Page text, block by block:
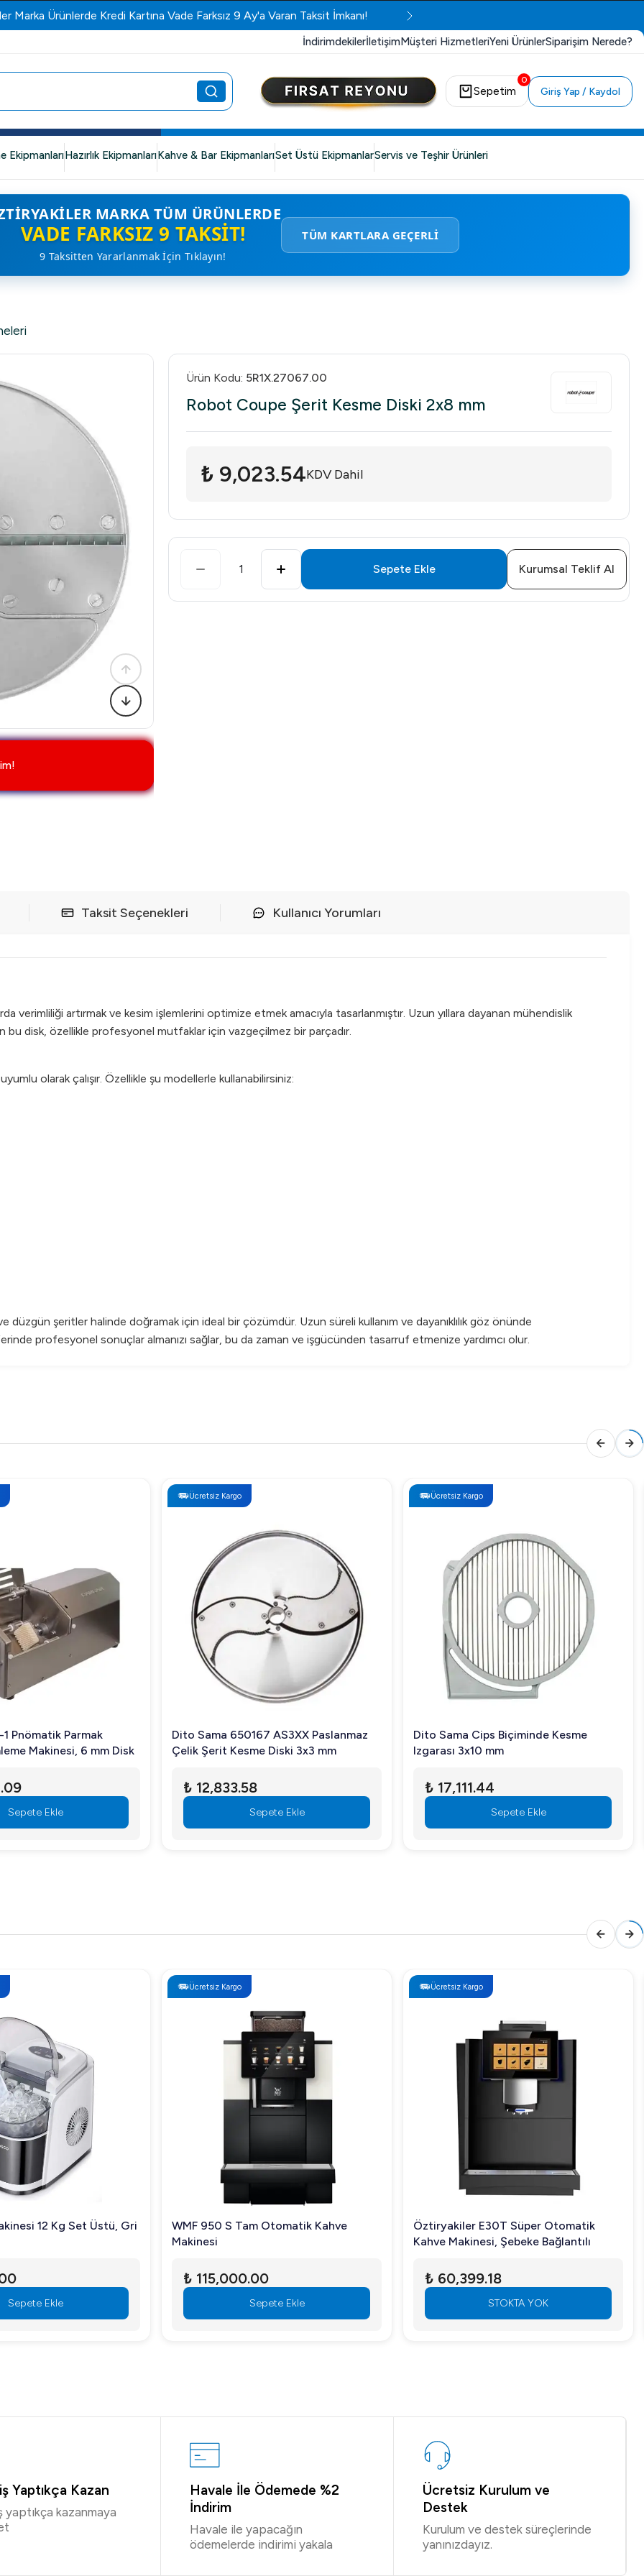
Marka Ürünlerde Kredi Kartına Vade Farksız 9 Ay'a Varan Taksit İmkanı!
İndirimdekilerİletişimMüşteri HizmetleriYeni ÜrünlerSiparişim Nerede?
0
Sepetim Giriş Yap / Kaydol
EkipmanlarıHazırlık EkipmanlarıKahve & Bar EkipmanlarıSet Üstü EkipmanlarServis ve Teşhir Ürünleri
MARKA TÜM ÜRÜNLERDE
VADE FARKSIZ 9 TAKSIT!
9 Taksitten Yararlanmak İçin Tıklayın!
TÜM KARTLARA GEÇERLİ
Ürün Kodu: 5R1X.27067.00
Robot Coupe Şerit Kesme Diski 2x8 mm
₺ 9,023.54KDV Dahil
1 Sepete Ekle Kurumsal Teklif Al
Taksit Seçenekleri Kullanıcı Yorumları
artırmak ve kesim işlemlerini optimize etmek amacıyla tasarlanmıştır. Uzun yıllara dayanan mühendislik
disk, özellikle profesyonel mutfaklar için vazgeçilmez bir parçadır.
olarak çalışır. Özellikle şu modellerle kullanabilirsiniz:
şeritler halinde doğramak için ideal bir çözümdür. Uzun süreli kullanım ve dayanıklılık göz önünde
profesyonel sonuçlar almanızı sağlar, bu da zaman ve işgücünden tasarruf etmenize yardımcı olur.
üretilmiştir?
kesmek için ideal bir yapıdadır.
işlerinizi kolaylaştıracak kaliteli bir yatırım olacaktır.
Pnömatik Parmak
Makinesi, 6 mm Disk
Sepete Ekle
Ücretsiz Kargo
Dito Sama 650167 AS3XX Paslanmaz
Çelik Şerit Kesme Diski 3x3 mm
₺ 12,833.58
Sepete Ekle
Ücretsiz Kargo
Dito Sama Cips Biçiminde Kesme
Izgarası 3x10 mm
₺ 17,111.44
Sepete Ekle
12 Kg Set Üstü, Gri
Sepete Ekle
Ücretsiz Kargo
WMF 950 S Tam Otomatik Kahve
Makinesi
₺ 115,000.00
Sepete Ekle
Ücretsiz Kargo
Öztiryakiler E30T Süper Otomatik
Kahve Makinesi, Şebeke Bağlantılı
₺ 60,399.18
STOKTA YOK
Yaptıkça Kazan
yaptıkça kazanmaya
Havale İle Ödemede %2
İndirim
Havale ile yapacağın
ödemelerde indirimi yakala
Ücretsiz Kurulum ve
Destek
Kurulum ve destek süreçlerinde
yanınızdayız.